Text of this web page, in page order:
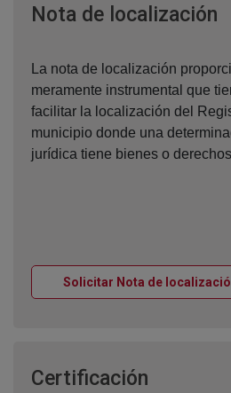
Nota de localización
La nota de localización
meramente instrumental que
facilitar la localización del
municipio donde una
jurídica tiene bienes o
Solicitar Nota de
Certificación